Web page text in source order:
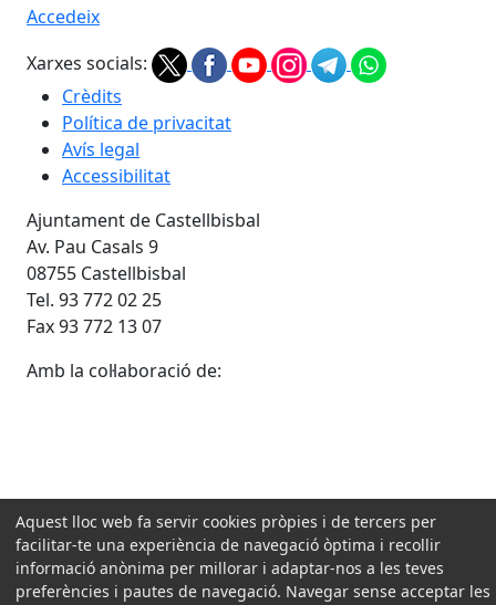
Accedeix
Xarxes socials:
Crèdits
Política de privacitat
Avís legal
Accessibilitat
Ajuntament de Castellbisbal
Av. Pau Casals 9
08755 Castellbisbal
Tel. 93 772 02 25
Fax 93 772 13 07
Amb la col·laboració de:
Aquest lloc web fa servir cookies pròpies i de tercers per
facilitar-te una experiència de navegació òptima i recollir
informació anònima per millorar i adaptar-nos a les teves
preferències i pautes de navegació. Navegar sense acceptar les